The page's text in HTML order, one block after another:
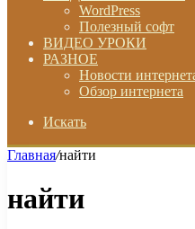
WordPress
Полезный софт
ВИДЕО УРОКИ
РАЗНОЕ
Новости
Обзор интернета
Искать
Главная/найти
найти